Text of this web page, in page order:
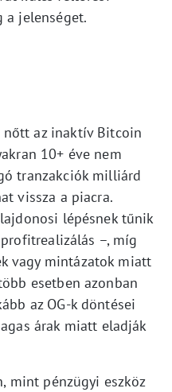
a jelenséget.
nőtt az inaktív Bitcoin
10+ éve nem
tranzakciók milliárd
vissza a piacra.
lépésnek tűnik
–, míg
vagy mintázatok miatt
esetben azonban
az OG-k döntései
árak miatt eladják
mint pénzügyi eszköz